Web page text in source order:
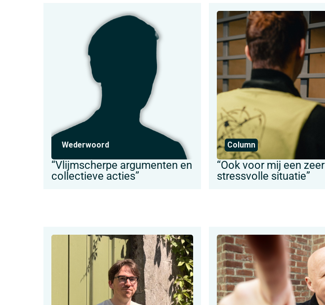
Wederwoord
“Vlijmscherpe argumenten en
collectieve acties”
Column
“Ook voor mij een zeer
stressvolle situatie”